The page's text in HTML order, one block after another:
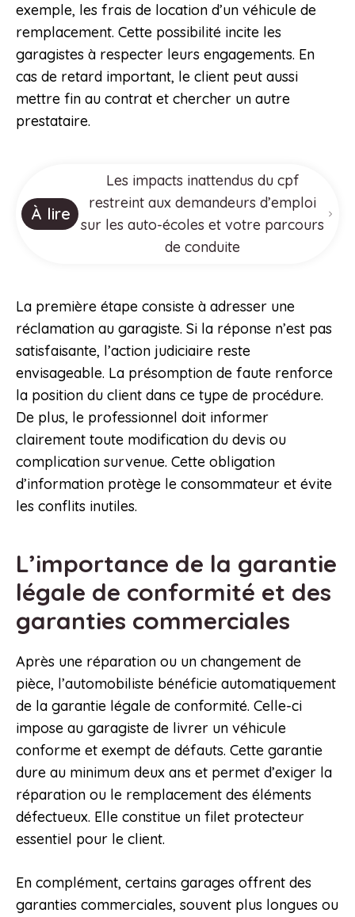
exemple, les frais de location d’un véhicule de
remplacement. Cette possibilité incite les
garagistes à respecter leurs engagements. En
cas de retard important, le client peut aussi
mettre fin au contrat et chercher un autre
prestataire.
À lire
Les impacts inattendus du cpf
restreint aux demandeurs d’emploi
sur les auto-écoles et votre parcours
de conduite
La première étape consiste à adresser une
réclamation au garagiste. Si la réponse n’est pas
satisfaisante, l’action judiciaire reste
envisageable. La présomption de faute renforce
la position du client dans ce type de procédure.
De plus, le professionnel doit informer
clairement toute modification du devis ou
complication survenue. Cette obligation
d’information protège le consommateur et évite
les conflits inutiles.
L’importance de la garantie
légale de conformité et des
garanties commerciales
Après une réparation ou un changement de
pièce, l’automobiliste bénéficie automatiquement
de la garantie légale de conformité. Celle-ci
impose au garagiste de livrer un véhicule
conforme et exempt de défauts. Cette garantie
dure au minimum deux ans et permet d’exiger la
réparation ou le remplacement des éléments
défectueux. Elle constitue un filet protecteur
essentiel pour le client.
En complément, certains garages offrent des
garanties commerciales, souvent plus longues ou